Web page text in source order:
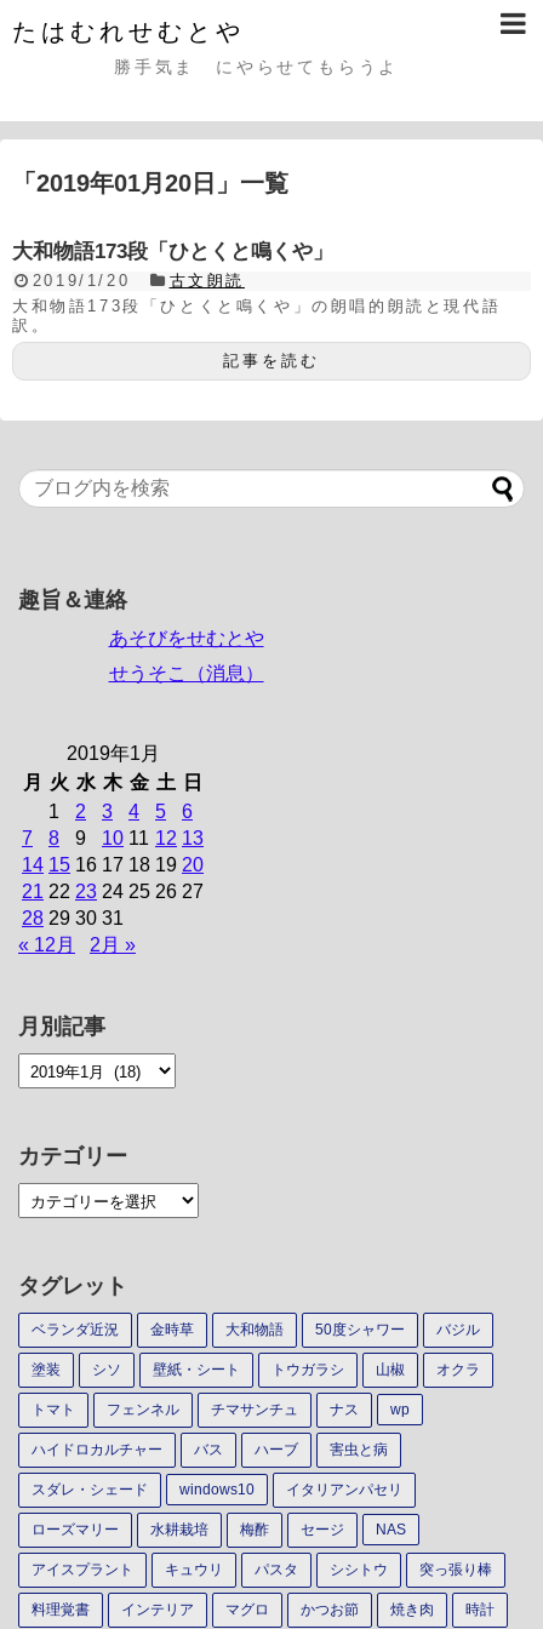
たはむれせむとや
勝手気まゝにやらせてもらうよ
「 2019年01月20日 」 一覧
大和物語173段「ひとくと鳴くや」
2019/1/20
古文朗読
大和物語173段「ひとくと鳴くや」の朗唱的朗読と現代語
訳。
記事を読む
趣旨＆連絡
あそびをせむとや
せうそこ（消息）
2019年1月
月
火 水 木 金 土
日
1
2 3 4 5
6
7
8 9 10 11 12 13
14 15 16 17 18 19 20
21 22 23 24 25 26 27
28 29 30 31
« 12月
2月 »
月別記事
カテゴリー
タグレット
ベランダ近況 金時草 大和物語 50度シャワー バジル
塗装 シソ 壁紙・シート トウガラシ 山椒 オクラ
トマト フェンネル チマサンチュ ナス wp
ハイドロカルチャー バス ハーブ 害虫と病
スダレ・シェード windows10 イタリアンパセリ
ローズマリー 水耕栽培 梅酢 セージ NAS
アイスプラント キュウリ パスタ シシトウ 突っ張り棒
料理覚書 インテリア マグロ かつお節 焼き肉 時計